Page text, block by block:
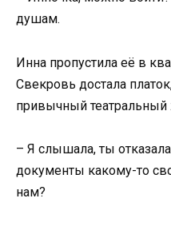
душам.
Инна пропустила её в
Свекровь достала
привычный театральный
– Я слышала, ты
документы какому-то
нам?